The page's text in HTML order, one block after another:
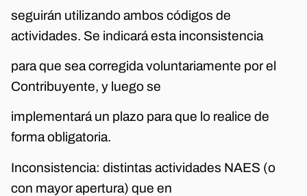
seguirán utilizando ambos códigos de
actividades. Se indicará esta inconsistencia
para que sea corregida voluntariamente por el
Contribuyente, y luego se
implementará un plazo para que lo realice de
forma obligatoria.
Inconsistencia: distintas actividades NAES (o
con mayor apertura) que en